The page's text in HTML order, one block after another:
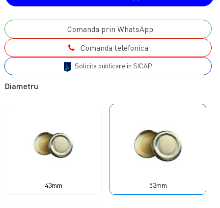
Comanda prin WhatsApp
Comanda telefonica
Solicita publicare in SICAP
Diametru
43mm 53mm